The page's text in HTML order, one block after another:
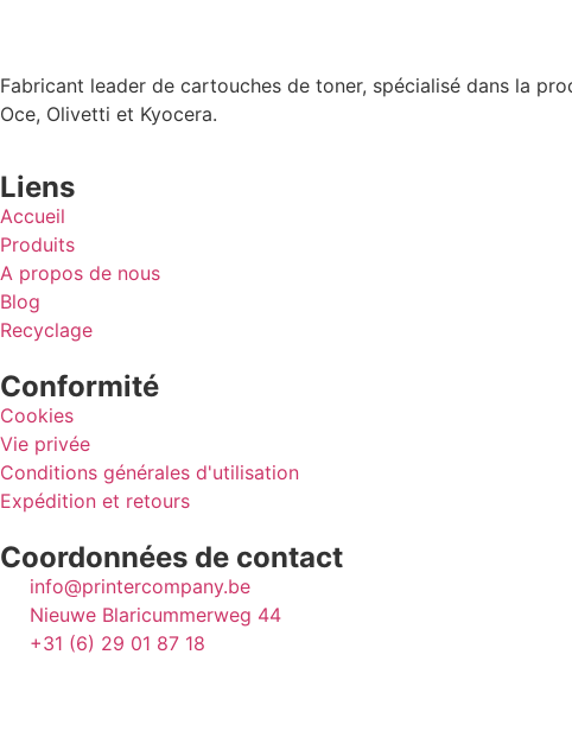
Fabricant leader de cartouches de toner, spécialisé dans la
Oce, Olivetti et Kyocera.
Liens
Accueil
Produits
A propos de nous
Blog
Recyclage
Conformité
Cookies
Vie privée
Conditions générales d'utilisation
Expédition et retours
Coordonnées de contact
info@printercompany.be
Nieuwe Blaricummerweg 44
+31 (6) 29 01 87 18